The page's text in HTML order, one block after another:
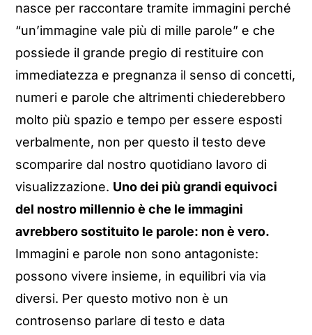
nasce per raccontare tramite immagini perché
“un’immagine vale più di mille parole” e che
possiede il grande pregio di restituire con
immediatezza e pregnanza il senso di concetti,
numeri e parole che altrimenti chiederebbero
molto più spazio e tempo per essere esposti
verbalmente, non per questo il testo deve
scomparire dal nostro quotidiano lavoro di
visualizzazione. Uno dei più grandi equivoci
del nostro millennio è che le immagini
avrebbero sostituito le parole: non è vero.
Immagini e parole non sono antagoniste:
possono vivere insieme, in equilibri via via
diversi. Per questo motivo non è un
controsenso parlare di testo e data